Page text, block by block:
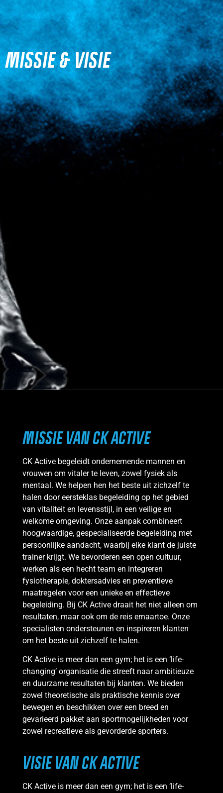
MISSIE & VISIE
MISSIE VAN CK ACTIVE
CK Active begeleidt ondernemende mannen en
vrouwen om vitaler te leven, zowel fysiek als
mentaal. We helpen hen het beste uit zichzelf te
halen door eersteklas begeleiding op het gebied
van vitaliteit en levensstijl, in een veilige en
welkome omgeving. Onze aanpak combineert
hoogwaardige, gespecialiseerde begeleiding met
persoonlijke aandacht, waarbij elke klant de juiste
trainer krijgt. We bevorderen een open cultuur,
werken als een hecht team en integreren
fysiotherapie, doktersadvies en preventieve
maatregelen voor een unieke en effectieve
begeleiding. Bij CK Active draait het niet alleen om
resultaten, maar ook om de reis ernaartoe. Onze
specialisten ondersteunen en inspireren klanten
om het beste uit zichzelf te halen.
CK Active is meer dan een gym; het is een ‘life-
changing’ organisatie die streeft naar ambitieuze
en duurzame resultaten bij klanten. We bieden
zowel theoretische als praktische kennis over
bewegen en beschikken over een breed en
gevarieerd pakket aan sportmogelijkheden voor
zowel recreatieve als gevorderde sporters.
VISIE VAN CK ACTIVE
CK Active is meer dan een gym; het is een ‘life-